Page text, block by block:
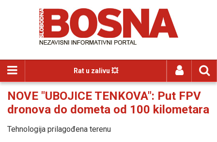
Rat u zalivu 💥
NOVE "UBOJICE TENKOVA": Put FPV
dronova do dometa od 100 kilometara
Tehnologija prilagođena terenu